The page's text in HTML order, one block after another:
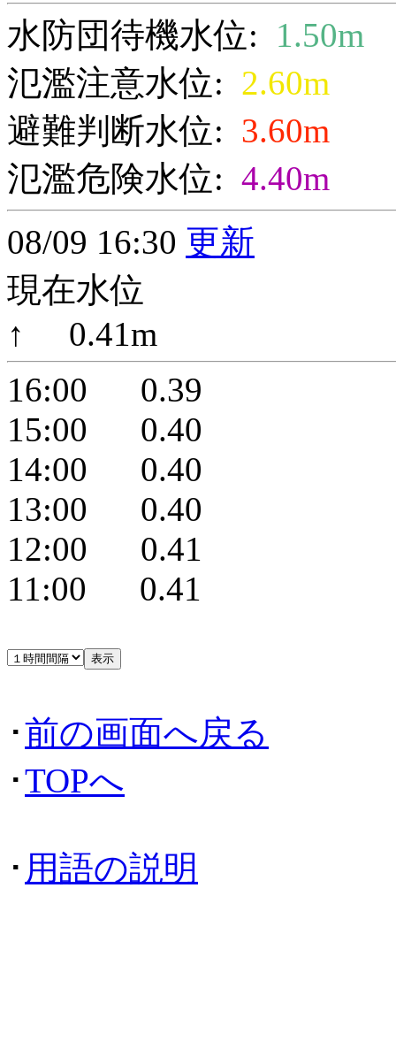
水防団待機水位: 1.50m
氾濫注意水位: 2.60m
避難判断水位: 3.60m
氾濫危険水位: 4.40m
08/09 16:30 更新
現在水位
↑ 0.41m
16:00 0.39
15:00 0.40
14:00 0.40
13:00 0.40
12:00 0.41
11:00 0.41
･前の画面へ戻る
･TOPへ
･ 用語の説明